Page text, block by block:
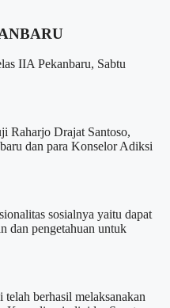
IIA Pekanbaru, Sabtu
Raharjo Drajat Santoso,
dan para Konselor Adiksi
sosialnya yaitu dapat
dan pengetahuan untuk
berhasil melaksanakan